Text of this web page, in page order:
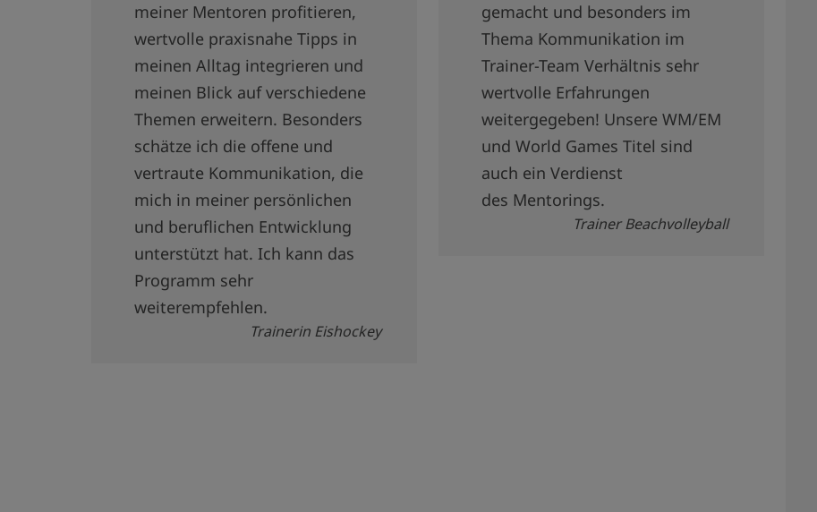
meiner Mentoren profitieren,
wertvolle praxisnahe Tipps in
meinen Alltag integrieren und
meinen Blick auf verschiedene
Themen erweitern. Besonders
schätze ich die offene und
vertraute Kommunikation, die
mich in meiner persönlichen
und beruflichen Entwicklung
unterstützt hat. Ich kann das
Programm sehr
weiterempfehlen.
Trainerin Eishockey
gemacht und besonders im
Thema Kommunikation im
Trainer-Team Verhältnis sehr
wertvolle Erfahrungen
weitergegeben! Unsere WM/EM
und World Games Titel sind
auch ein Verdienst
des Mentorings.
Trainer Beachvolleyball